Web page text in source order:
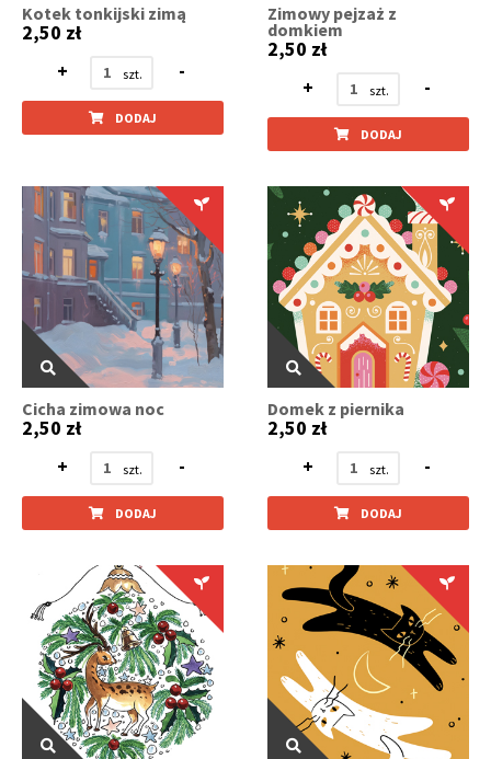
Kotek tonkijski zimą
2,50 zł
+
-
DODAJ
Zimowy pejzaż z
domkiem
2,50 zł
+
-
DODAJ
Cicha zimowa noc
2,50 zł
+
-
DODAJ
Domek z piernika
2,50 zł
+
-
DODAJ